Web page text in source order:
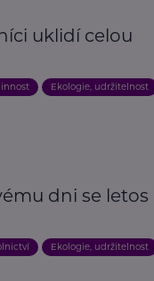
uklidí celou
Ekologie, udržitelnost
dni se letos
Ekologie, udržitelnost